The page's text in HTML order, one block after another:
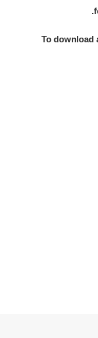
To download